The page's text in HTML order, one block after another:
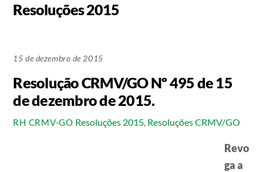
Resoluções 2015
15 de dezembro de 2015
Resolução CRMV/GO Nº 495 de 15
de dezembro de 2015.
RH CRMV-GO Resoluções 2015, Resoluções CRMV/GO
Revo
ga a